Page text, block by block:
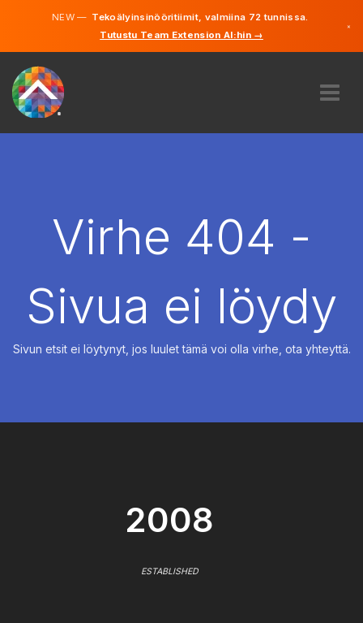
NEW —Tekoälyinsinööritiimit, valmiina 72 tunnissa.
Tutustu Team Extension AI:hin →
×
VUOKRAUS
Saksa
Englanti
Virhe 404 -
Sivua ei löydy
Sivun etsit ei löytynyt, jos luulet tämä voi olla virhe, ota yhteyttä.
2008
ESTABLISHED